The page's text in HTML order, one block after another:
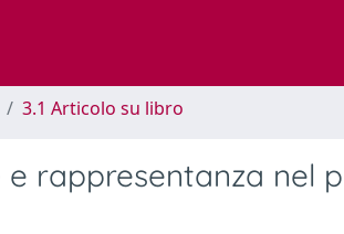
3.1 Articolo su libro
rappresentanza nel